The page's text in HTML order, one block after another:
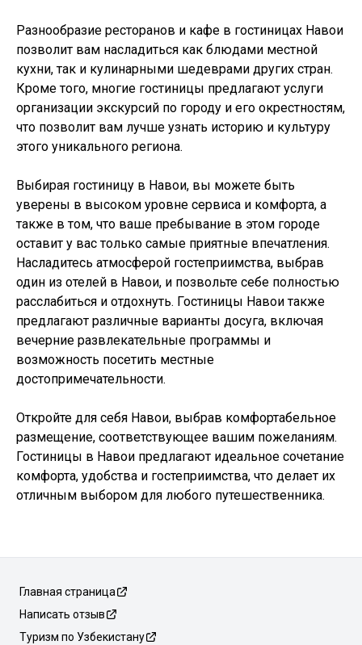
Разнообразие ресторанов и кафе в гостиницах Навои
позволит вам насладиться как блюдами местной
кухни, так и кулинарными шедеврами других стран.
Кроме того, многие гостиницы предлагают услуги
организации экскурсий по городу и его окрестностям,
что позволит вам лучше узнать историю и культуру
этого уникального региона.
Выбирая гостиницу в Навои, вы можете быть
уверены в высоком уровне сервиса и комфорта, а
также в том, что ваше пребывание в этом городе
оставит у вас только самые приятные впечатления.
Насладитесь атмосферой гостеприимства, выбрав
один из отелей в Навои, и позвольте себе полностью
расслабиться и отдохнуть. Гостиницы Навои также
предлагают различные варианты досуга, включая
вечерние развлекательные программы и
возможность посетить местные
достопримечательности.
Откройте для себя Навои, выбрав комфортабельное
размещение, соответствующее вашим пожеланиям.
Гостиницы в Навои предлагают идеальное сочетание
комфорта, удобства и гостеприимства, что делает их
отличным выбором для любого путешественника.
Главная страница
Написать отзыв
Туризм по Узбекистану